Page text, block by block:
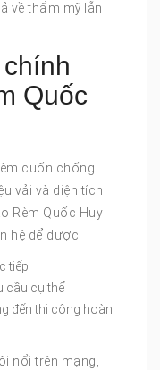
về thẩm mỹ lẫn
Quốc
cuốn chống
vải và diện tích
Rèm Quốc Huy
hệ để được:
tiếp
cầu cụ thể
đến thi công hoàn
nổi trên mạng,